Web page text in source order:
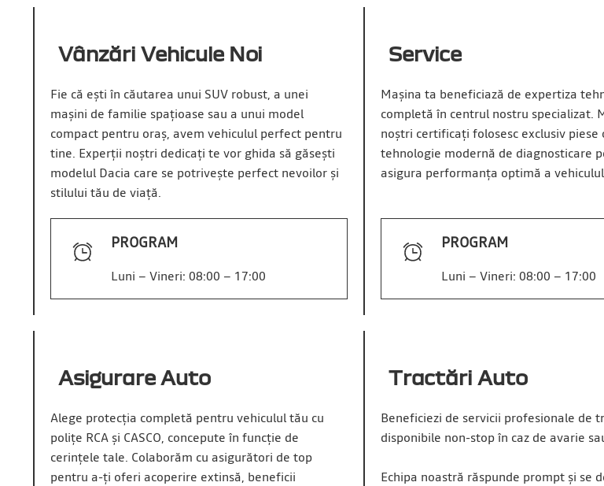
Vânzări Vehicule Noi
Fie că ești în căutarea unui SUV robust, a unei
mașini de familie spațioase sau a unui model
compact pentru oraș, avem vehiculul perfect pentru
tine. Experții noștri dedicați te vor ghida să găsești
modelul Dacia care se potrivește perfect nevoilor și
stilului tău de viață.
PROGRAM
Luni – Vineri: 08:00 – 17:00
Service
Mașina ta beneficiază de expertiza
completă în centrul nostru specializat.
noștri certificați folosesc exclusiv piese
tehnologie modernă de diagnosticare
asigura performanța optimă a
PROGRAM
Luni – Vineri: 08:00 – 17:00
Asigurare Auto
Alege protecția completă pentru vehiculul tău cu
polițe RCA și CASCO, concepute în funcție de
cerințele tale. Colaborăm cu asigurători de top
pentru a-ți oferi acoperire extinsă, beneficii
Tractări Auto
Beneficiezi de servicii profesionale de
disponibile non-stop în caz de avarie
Echipa noastră răspunde prompt și se